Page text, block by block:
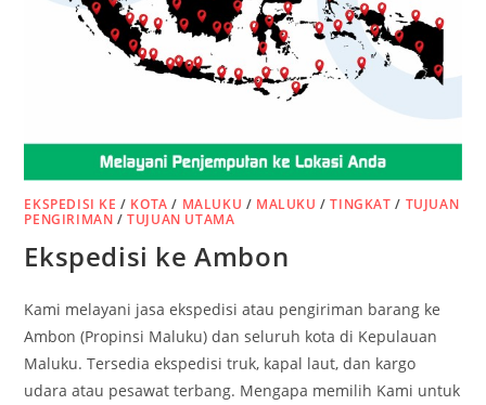
EKSPEDISI KE / KOTA / MALUKU / MALUKU /TINGKAT / TUJUAN
PENGIRIMAN /TUJUAN UTAMA
Ekspedisi ke Ambon
Kami melayani jasa ekspedisi atau pengiriman barang ke
Ambon (Propinsi Maluku) dan seluruh kota di Kepulauan
Maluku. Tersedia ekspedisi truk, kapal laut, dan kargo
udara atau pesawat terbang. Mengapa memilih Kami untuk